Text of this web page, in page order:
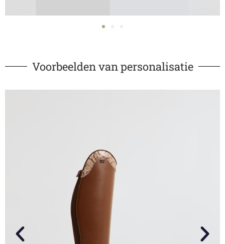
Voorbeelden van personalisatie